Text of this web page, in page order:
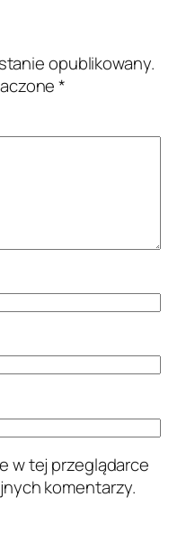
opublikowany.
*
w tej przeglądarce
komentarzy.